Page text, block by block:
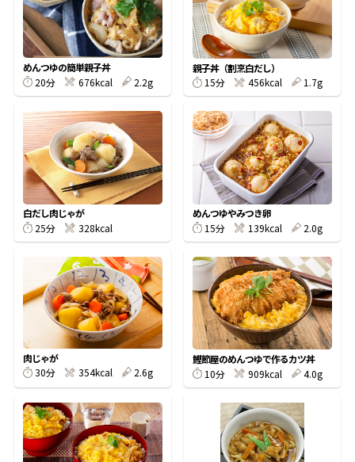
ヤマキ『めんつゆ』 ヤマキ 割烹白だし
旨さ、別格。だし屋の鍋 韓福善シリーズ
サッと鍋® 楽チン鍋®
主食レシピ
主菜レシピ
汁物レシピ
時短レシピ
おいしいレシピを商品から探す
かつお節レシピ
めんつゆレシピ
割烹白だしレシピ
レシピ特設サイト
だしの取り方
かつお節の削り方
かつお節・だしをもっと知る
ヤマキ かつお節プラス®
かつお節・だしを楽しむ
だしコミュ
キャンペーン一覧
企業・採用情報
企業情報
- 百年対話
- ヤマキ かつお節プラス®
採用情報
- ジョブリターン制
お問い合わせ
ヤマキお客様相談室
オンラインショップ
コミュニティサイト
Global
めんつゆの簡単親子丼
20分
676kcal 2.2g
親子丼（割烹白だし）
15分
456kcal 1.7g
白だし肉じゃが
25分
328kcal
めんつゆやみつき卵
15分
139kcal 2.0g
肉じゃが
30分
354kcal 2.6g
鰹節屋のめんつゆで作るカツ丼
10分
909kcal 4.0g